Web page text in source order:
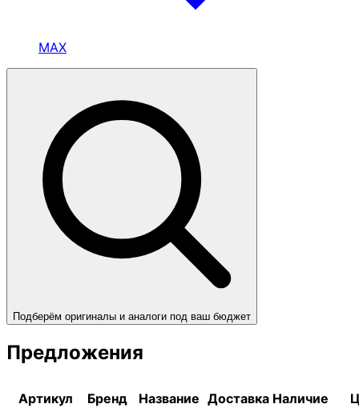
MAX
Подберём оригиналы и аналоги под ваш бюджет
Предложения
Артикул Бренд Название Доставка Наличие